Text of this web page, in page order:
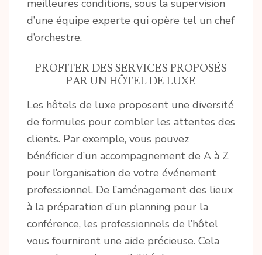
meilleures conditions, sous la supervision
d’une équipe experte qui opère tel un chef
d’orchestre.
PROFITER DES SERVICES PROPOSÉS
PAR UN HÔTEL DE LUXE
Les hôtels de luxe proposent une diversité
de formules pour combler les attentes des
clients. Par exemple, vous pouvez
bénéficier d’un accompagnement de A à Z
pour l’organisation de votre événement
professionnel. De l’aménagement des lieux
à la préparation d’un planning pour la
conférence, les professionnels de l’hôtel
vous fourniront une aide précieuse. Cela